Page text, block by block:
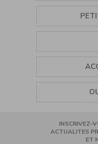
INSCRIVEZ-
ACTUALITES
ET